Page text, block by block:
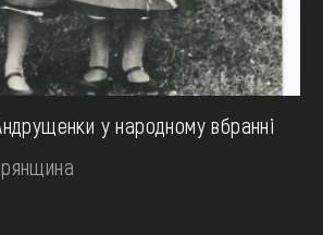
у народному вбранні